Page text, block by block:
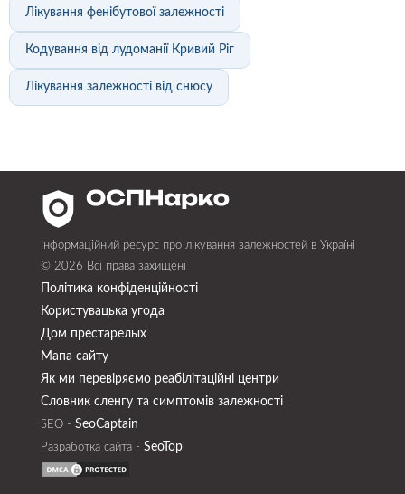
Лікування фенібутової залежності
Кодування від лудоманії Кривий Ріг
Лікування залежності від снюсу
Інформаційний ресурс про лікування залежностей в Україні
© 2026 Всі права захищені
Політика конфіденційності
Користувацька угода
Дом престарелых
Мапа сайту
Як ми перевіряємо реабілітаційні центри
Словник сленгу та симптомів залежності
SEO - SeoСaptain
Разработка сайта - SeoTop